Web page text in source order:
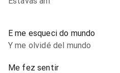
E me esqueci do mundo
Y me olvidé del mundo
Me fez sentir